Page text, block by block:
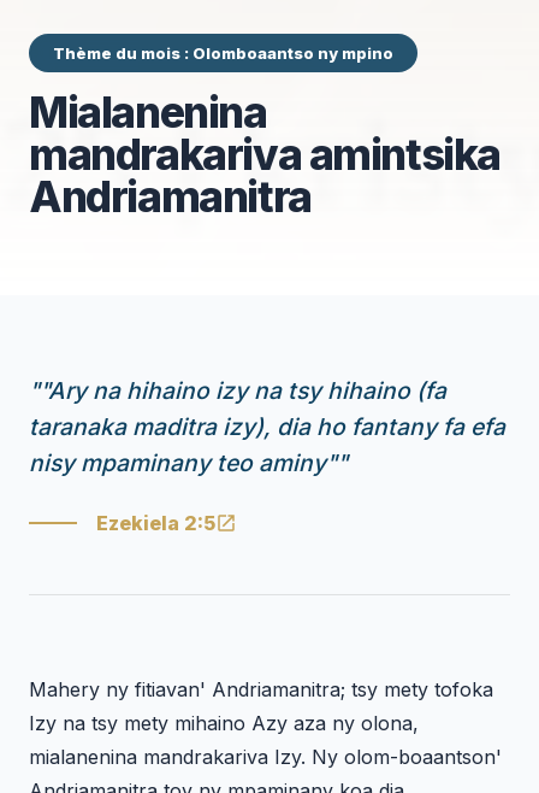
Thème du mois : Olomboaantso ny mpino
Mialanenina
mandrakariva amintsika
Andriamanitra
""Ary na hihaino izy na tsy hihaino (fa
taranaka maditra izy), dia ho fantany fa efa
nisy mpaminany teo aminy""
Ezekiela 2:5
Mahery ny fitiavan' Andriamanitra; tsy mety tofoka
Izy na tsy mety mihaino Azy aza ny olona,
mialanenina mandrakariva Izy. Ny olom-boaantson'